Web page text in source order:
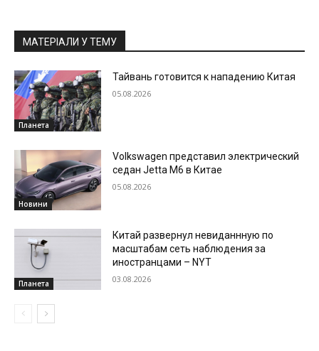
МАТЕРІАЛИ У ТЕМУ
Планета
Тайвань готовится к нападению Китая
05.08.2026
Новини
Volkswagen представил электрический
седан Jetta M6 в Китае
05.08.2026
Планета
Китай развернул невиданнную по
масштабам сеть наблюдения за
иностранцами – NYT
03.08.2026